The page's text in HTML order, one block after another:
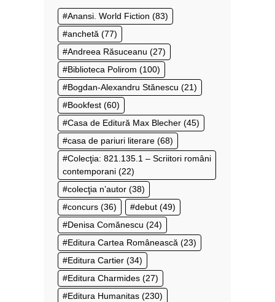
Anansi. World Fiction (83)
anchetă (77)
Andreea Răsuceanu (27)
Biblioteca Polirom (100)
Bogdan-Alexandru Stănescu (21)
Bookfest (60)
Casa de Editură Max Blecher (45)
casa de pariuri literare (68)
Colecţia: 821.135.1 – Scriitori români
contemporani (22)
colecţia n’autor (38)
concurs (36) debut (49)
Denisa Comănescu (24)
Editura Cartea Românească (23)
Editura Cartier (34)
Editura Charmides (27)
Editura Humanitas (230)